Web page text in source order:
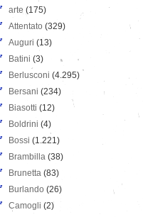
arte (175)
Attentato (329)
Auguri (13)
Batini (3)
Berlusconi (4.295)
Bersani (234)
Biasotti (12)
Boldrini (4)
Bossi (1.221)
Brambilla (38)
Brunetta (83)
Burlando (26)
Camogli (2)